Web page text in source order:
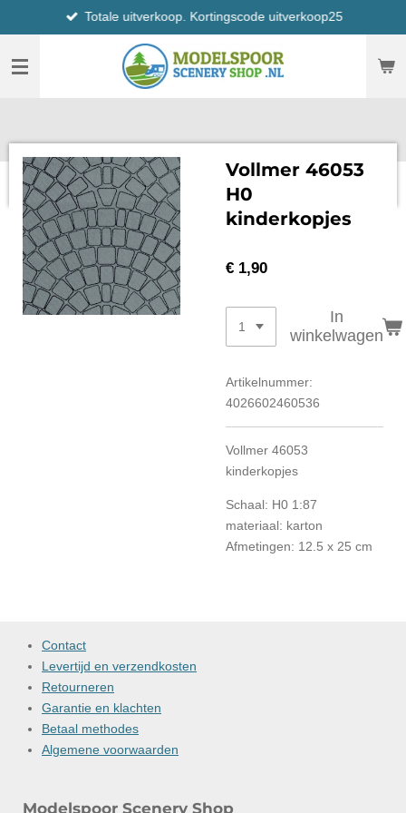
direct
naar
hoofdinhoud
Totale uitverkoop. Kortingscode uitverkoop25
Vollmer 46053
H0
kinderkopjes
€ 1,90
In
winkelwagen
Artikelnummer:
4026602460536
Vollmer 46053
kinderkopjes
Schaal: H0 1:87
materiaal: karton
Afmetingen: 12.5 x 25 cm
Contact
Levertijd en verzendkosten
Retourneren
Garantie en klachten
Betaal methodes
Algemene voorwaarden
Modelspoor Scenery Shop